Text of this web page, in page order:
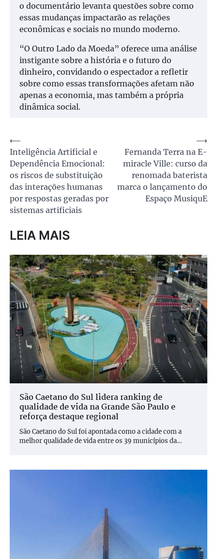
o documentário levanta questões sobre como
essas mudanças impactarão as relações
econômicas e sociais no mundo moderno.
“O Outro Lado da Moeda” oferece uma análise
instigante sobre a história e o futuro do
dinheiro, convidando o espectador a refletir
sobre como essas transformações afetam não
apenas a economia, mas também a própria
dinâmica social.
Navegação
de
Post
⟵
Inteligência Artificial e
Dependência Emocional:
os riscos de substituição
das interações humanas
por respostas geradas por
sistemas artificiais
Fernanda Terra na E-
miracle Ville: curso da
renomada baterista
marca o lançamento do
Espaço MusiquE
⟶
LEIA MAIS
São Caetano do Sul lidera ranking de
qualidade de vida na Grande São Paulo e
reforça destaque regional
São Caetano do Sul foi apontada como a cidade com a
melhor qualidade de vida entre os 39 municípios da…